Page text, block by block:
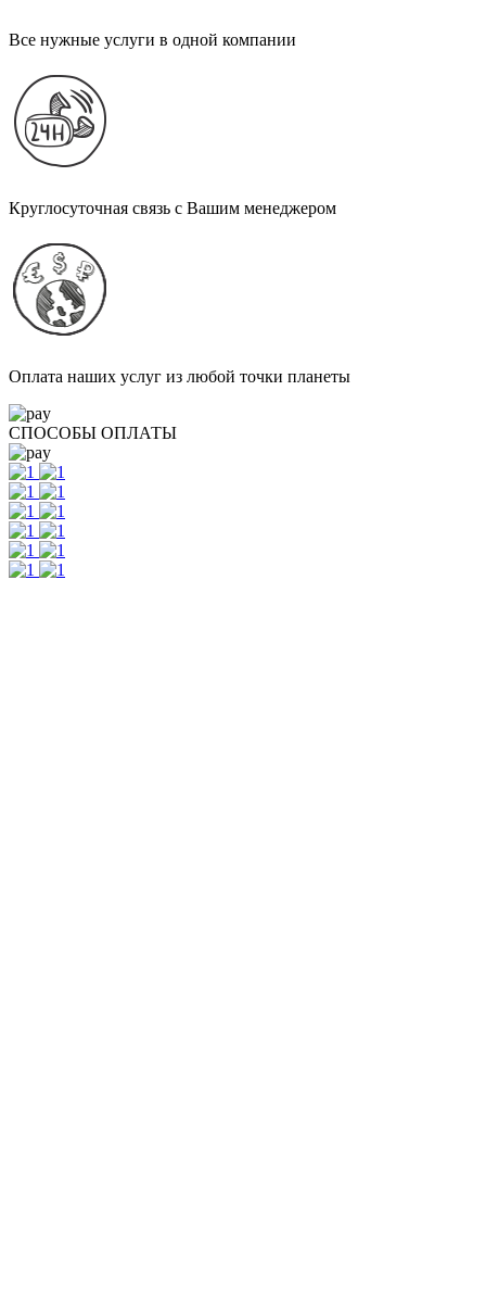
Все нужные услуги в одной компании
Круглосуточная связь с Вашим менеджером
Оплата наших услуг из любой точки планеты
СПОСОБЫ ОПЛАТЫ